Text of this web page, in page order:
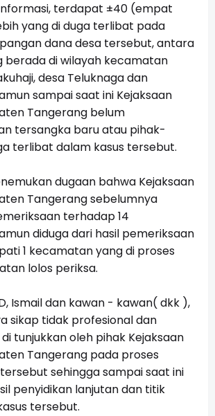
terdapat ±40 (empat
yang di duga terlibat pada
dana desa tersebut, antara
berada di wilayah kecamatan
desa Teluknaga dan
sampai saat ini Kejaksaan
Tangerang belum
tersangka baru atau pihak-
terlibat dalam kasus tersebut.
dugaan bahwa Kejaksaan
Tangerang sebelumnya
terhadap 14
diduga dari hasil pemeriksaan
1 kecamatan yang di proses
lolos periksa.
Ismail dan kawan - kawan( dkk ),
sikap tidak profesional dan
tunjukkan oleh pihak Kejaksaan
Tangerang pada proses
sehingga sampai saat ini
penyidikan lanjutan dan titik
tersebut.